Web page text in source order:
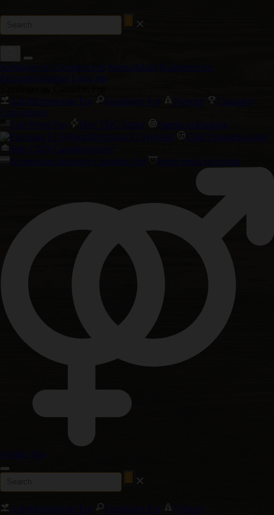
Samlinger av Cannabis Frø Spesialtilbud Kundeservice
Engrosinnlogging Logg inn
Autoblomstrende Frø
Feminisert Frø Nyheter
Cannabis
Cup-vinnere
Cali Weed Frø
Høy THC Sorter
Største avkastning
Precision F1 Hybrids
Chill Cannabis-sorter
Høy CBD Cannabis-sorter
Amsterdam klassiske Cannabis Frø
Beste smak og aroma
Vanlige Frø
Autoblomstrende Frø Feminisert Frø
Nyheter